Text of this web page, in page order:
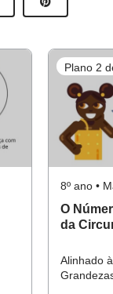
Plano 2
8º ano •
O
da
Alinhado à